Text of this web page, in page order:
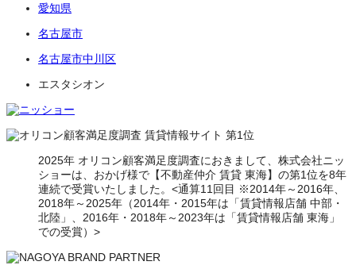
愛知県
名古屋市
名古屋市中川区
エスタシオン
2025年 オリコン顧客満足度調査におきまして、株式会社ニッ
ショーは、おかげ様で【不動産仲介 賃貸 東海】の第1位を8年
連続で受賞いたしました。<通算11回目 ※2014年～2016年、
2018年～2025年（2014年・2015年は「賃貸情報店舗 中部・
北陸」、2016年・2018年～2023年は「賃貸情報店舗 東海」
での受賞）>